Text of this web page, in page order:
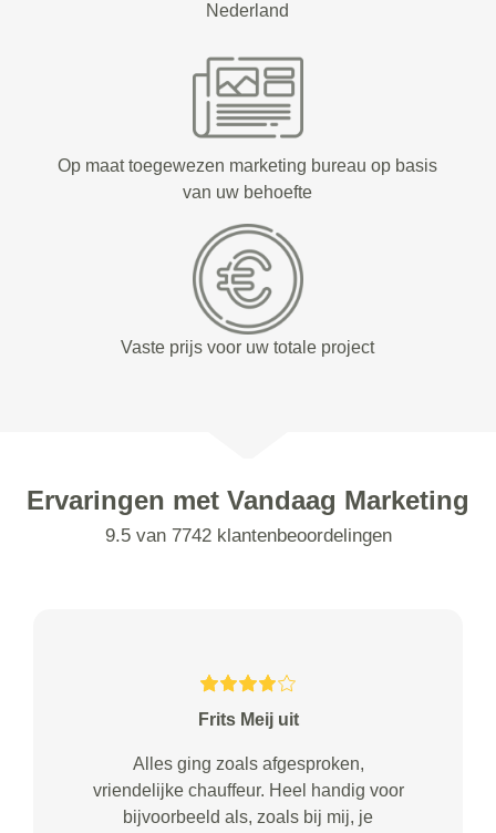
Nederland
Op maat toegewezen marketing bureau op basis
van uw behoefte
Vaste prijs voor uw totale project
Ervaringen met Vandaag Marketing
9.5 van 7742 klantenbeoordelingen
Frits Meij uit
Alles ging zoals afgesproken,
vriendelijke chauffeur. Heel handig voor
bijvoorbeeld als, zoals bij mij, je